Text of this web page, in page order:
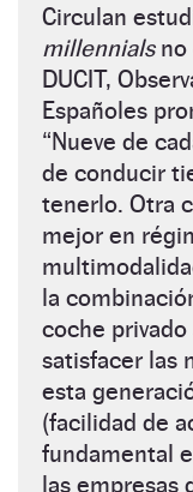
Circulan
millennialsno
DUCIT,
Españoles
“Nueve de
de conducir
tenerlo. Otra
mejor en
la
coche
satisfacer las
esta
(facilidad de
fundamental
las empresas